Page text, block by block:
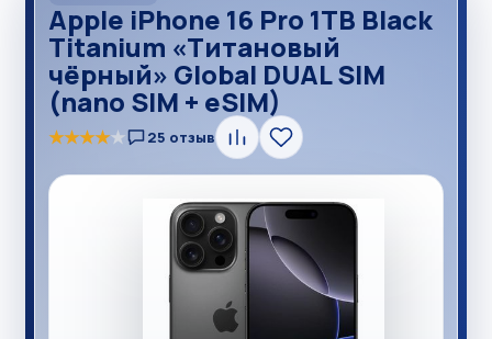
Apple iPhone 16 Pro 1TB Black
Titanium «Титановый
чёрный» Global DUAL SIM
(nano SIM + eSIM)
★★★★★ 25 отзыв Сравнить
В
избранное